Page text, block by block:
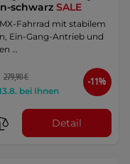
schwarzSALE
Fahrrad mit stabilem
Ein-Gang-Antrieb und
…
279,90 €
bei Ihnen
-11%
Detail